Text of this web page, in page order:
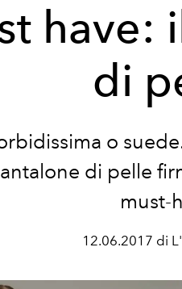
have:
di
o
di pelle
must-
12.06.2017 di